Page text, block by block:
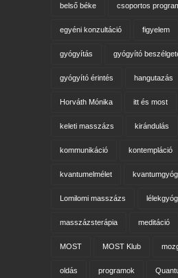
belső béke csoportos
egyéni konzultáció figyelem
gyógyítás gyógyító
gyógyító érintés hangutazás
Horváth Mónika itt és most
keleti masszázs kirándulás
kommunikáció kontempláció
kvantumelmélet
Lomilomi masszázs
masszázsterápia meditáció
MOST MOST Klub
oldás programok